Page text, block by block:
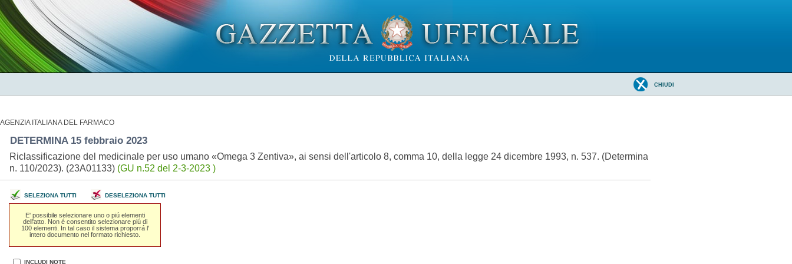
CHIUDI
AGENZIA ITALIANA DEL FARMACO
DETERMINA 15 febbraio 2023
Riclassificazione del medicinale per uso umano «Omega 3 Zentiva», ai sensi dell'articolo 8, comma 10, della legge 24 dicembre 1993, n. 537. (Determina
n. 110/2023). (23A01133) (GU n.52 del 2-3-2023 )
SELEZIONA TUTTI DESELEZIONA TUTTI
E' possibile selezionare uno o piú elementi
dell'atto. Non é consentito selezionare piú di
100 elementi. In tal caso il sistema proporrá l'
intero documento nel formato richiesto.
INCLUDI NOTE